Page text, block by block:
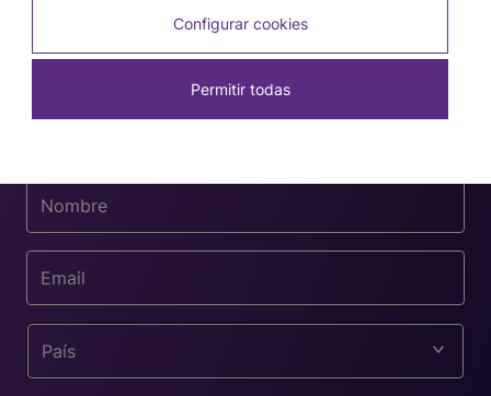
País
Configurar cookies
Permitir todas